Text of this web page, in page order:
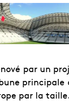
par un
par la